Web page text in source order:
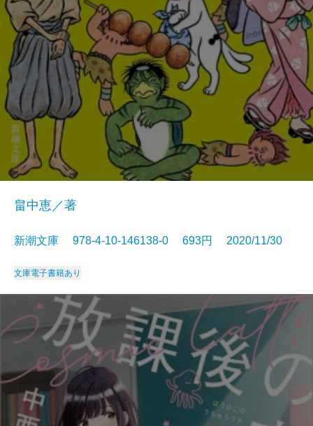
畠中恵／著
新潮文庫 978-4-10-146138-0 693円 2020/11/30
文庫電子書籍あり